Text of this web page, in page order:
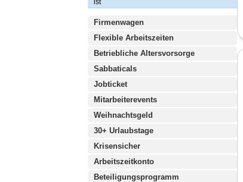
ist
Firmenwagen
Flexible Arbeitszeiten
Betriebliche Altersvorsorge
Sabbaticals
Jobticket
Mitarbeiterevents
Weihnachtsgeld
30+ Urlaubstage
Krisensicher
Arbeitszeitkonto
Beteiligungsprogramm